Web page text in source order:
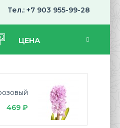
Тел.: +7 903 955-99-28
ЦЕНА
469 ₽